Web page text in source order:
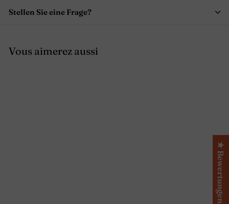
Stellen Sie eine Frage?
Vous aimerez aussi
★ Bewertungen